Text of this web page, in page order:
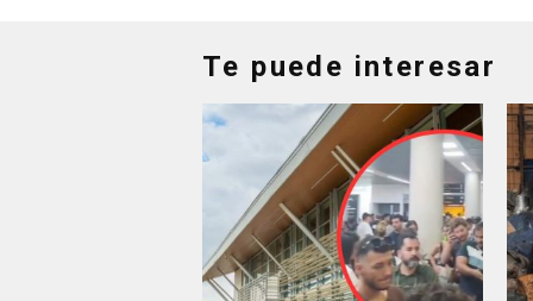
Te puede interesar